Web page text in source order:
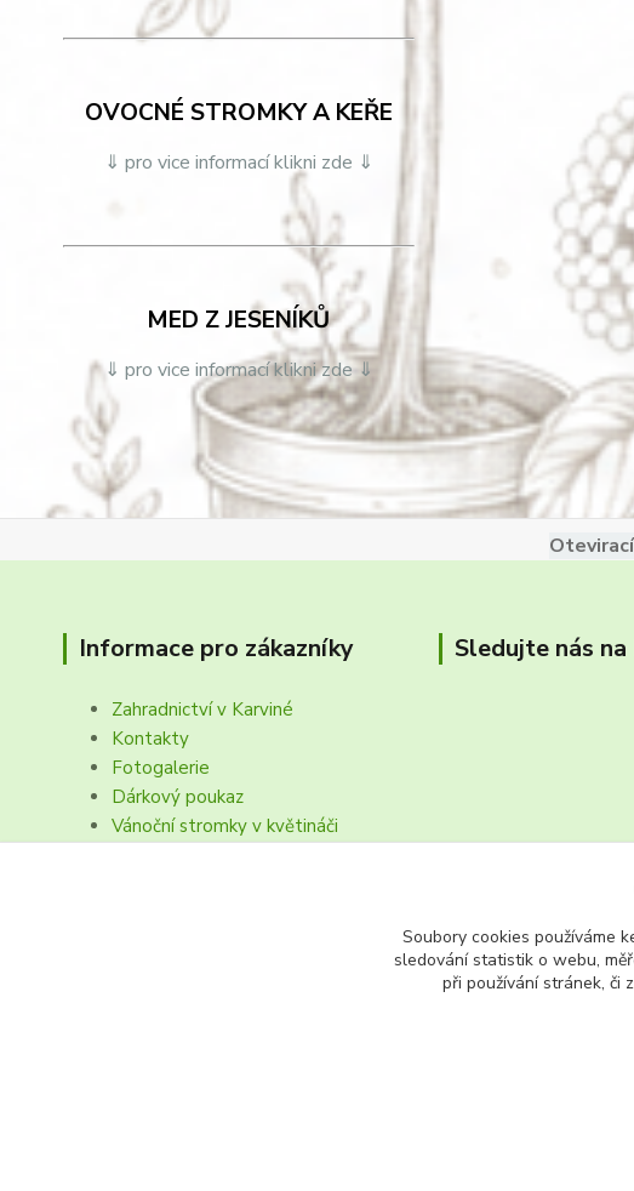
OVOCNÉ STROMKY A KEŘE
⇓ pro vice informací klikni zde ⇓
MED Z JESENÍKŮ
⇓ pro vice informací klikni zde ⇓
Informace pro zákazníky
Zahradnictví v Karviné
Kontakty
Fotogalerie
Dárkový poukaz
Vánoční stromky v květináči
Sledujte nás na
Soubory cookies používáme
sledování statistik o webu,
při používání stránek, či